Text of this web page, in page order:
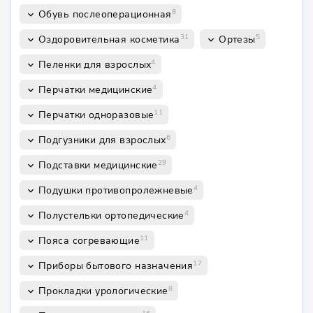
keyboard_arrow_down Обувь послеоперационная8
keyboard_arrow_down Оздоровительная косметика 31 keyboard_arrow_down Ортезы 5
keyboard_arrow_down Пеленки для взрослых4
keyboard_arrow_down Перчатки медицинские4
keyboard_arrow_down Перчатки одноразовые11
keyboard_arrow_down Подгузники для взрослых6
keyboard_arrow_down Подставки медицинские 29
keyboard_arrow_down Подушки противопролежневые4
keyboard_arrow_down Полустельки ортопедические4
keyboard_arrow_down Пояса согревающие11
keyboard_arrow_down Приборы бытового назначения17
keyboard_arrow_down Прокладки урологические8